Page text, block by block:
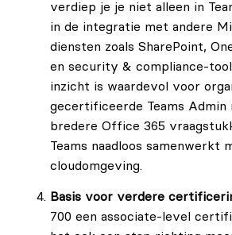
verdiep je je niet alleen in
in de integratie met andere
diensten zoals SharePoint,
en security & compliance-
inzicht is waardevol voor
gecertificeerde Teams Admin
bredere Office 365
Teams naadloos samenwerkt
cloudomgeving.
Basis voor verdere
700 een associate-level